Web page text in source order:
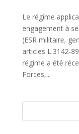
Le régime
engagement à
(ESR militaire,
articles L.3142-
régime a été
Forces,...